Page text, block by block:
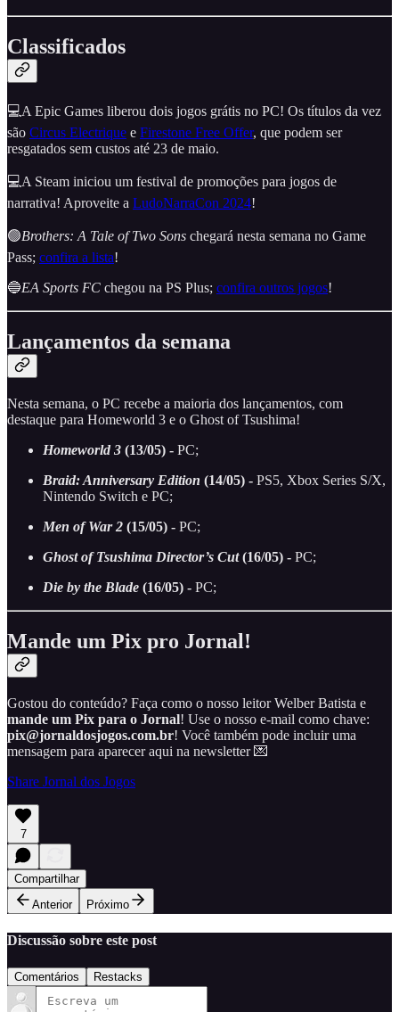
Classificados
💻A Epic Games liberou dois jogos grátis no PC! Os títulos da vez
são Circus Electrique e Firestone Free Offer, que podem ser
resgatados sem custos até 23 de maio.
💻A Steam iniciou um festival de promoções para jogos de
narrativa! Aproveite a LudoNarraCon 2024!
🟢Brothers: A Tale of Two Sons chegará nesta semana no Game
Pass; confira a lista!
🔵EA Sports FC chegou na PS Plus; confira outros jogos!
Lançamentos da semana
Nesta semana, o PC recebe a maioria dos lançamentos, com
destaque para Homeworld 3 e o Ghost of Tsushima!
Homeworld 3 (13/05) - PC;
Braid: Anniversary Edition (14/05) - PS5, Xbox Series S/X,
Nintendo Switch e PC;
Men of War 2 (15/05) - PC;
Ghost of Tsushima Director’s Cut(16/05) - PC;
Die by the Blade (16/05) - PC;
Mande um Pix pro Jornal!
Gostou do conteúdo? Faça como o nosso leitor Welber Batista e
mande um Pix para o Jornal! Use o nosso e-mail como chave:
pix@jornaldosjogos.com.br! Você também pode incluir uma
mensagem para aparecer aqui na newsletter 💌
Share Jornal dos Jogos
7
Compartilhar
Anterior
Próximo
Discussão sobre este post
Comentários Restacks